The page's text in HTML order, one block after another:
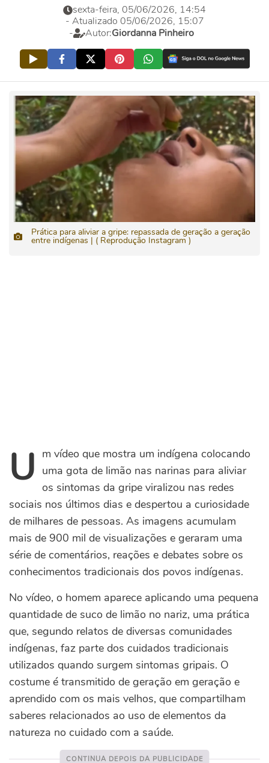
sexta-feira, 05/06/2026, 14:54
- Atualizado 05/06/2026, 15:07
-
Autor:Giordanna Pinheiro
Prática para aliviar a gripe: repassada de geração a geração
entre indígenas | ( Reprodução Instagram )
U m vídeo que mostra um indígena colocando
uma gota de limão nas narinas para aliviar
os sintomas da gripe viralizou nas redes
sociais nos últimos dias e despertou a curiosidade
de milhares de pessoas. As imagens acumulam
mais de 900 mil de visualizações e geraram uma
série de comentários, reações e debates sobre os
conhecimentos tradicionais dos povos indígenas.
No vídeo, o homem aparece aplicando uma pequena
quantidade de suco de limão no nariz, uma prática
que, segundo relatos de diversas comunidades
indígenas, faz parte dos cuidados tradicionais
utilizados quando surgem sintomas gripais. O
costume é transmitido de geração em geração e
aprendido com os mais velhos, que compartilham
saberes relacionados ao uso de elementos da
natureza no cuidado com a saúde.